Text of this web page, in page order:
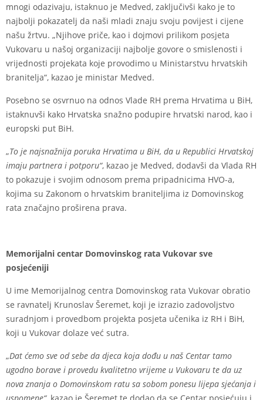
mnogi odazivaju, istaknuo je Medved, zaključivši kako je to
najbolji pokazatelj da naši mladi znaju svoju povijest i cijene
našu žrtvu. „Njihove priče, kao i dojmovi prilikom posjeta
Vukovaru u našoj organizaciji najbolje govore o smislenosti i
vrijednosti projekata koje provodimo u Ministarstvu hrvatskih
branitelja“, kazao je ministar Medved.
Posebno se osvrnuo na odnos Vlade RH prema Hrvatima u BiH,
istaknuvši kako Hrvatska snažno podupire hrvatski narod, kao i
europski put BiH.
„To je najsnažnija poruka Hrvatima u BiH, da u Republici Hrvatskoj
imaju partnera i potporu“, kazao je Medved, dodavši da Vlada RH
to pokazuje i svojim odnosom prema pripadnicima HVO-a,
kojima su Zakonom o hrvatskim braniteljima iz Domovinskog
rata značajno proširena prava.
Memorijalni centar Domovinskog rata Vukovar sve
posjećeniji
U ime Memorijalnog centra Domovinskog rata Vukovar obratio
se ravnatelj Krunoslav Šeremet, koji je izrazio zadovoljstvo
suradnjom i provedbom projekta posjeta učenika iz RH i BiH,
koji u Vukovar dolaze već sutra.
„Dat ćemo sve od sebe da djeca koja dođu u naš Centar tamo
ugodno borave i provedu kvalitetno vrijeme u Vukovaru te da uz
nova znanja o Domovinskom ratu sa sobom ponesu lijepa sjećanja i
uspomene“, kazao je Šeremet te dodao da se Centar posjećuju i